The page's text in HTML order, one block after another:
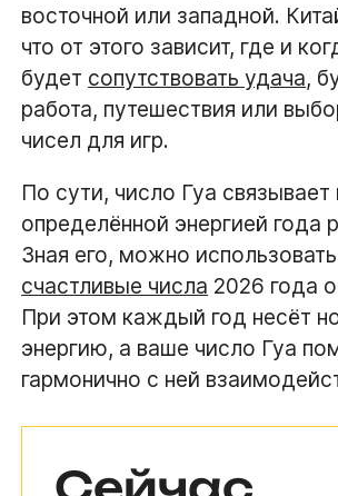
восточной или западной.
что от этого зависит, где и
будет сопутствовать удача,
работа, путешествия или
чисел для игр.
По сути, число Гуа связывает
определённой энергией года
Зная его, можно
счастливые числа 2026 года
При этом каждый год несёт
энергию, а ваше число Гуа
гармонично с ней